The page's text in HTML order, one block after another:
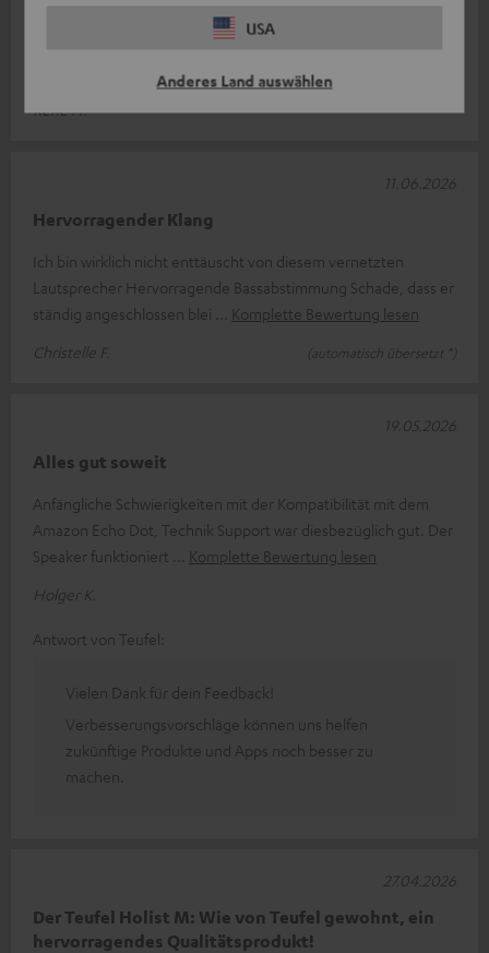
USA
Anderes Land auswählen
Einfach nur stark im Klang.Einmal Teufel immer Teufel.
René H.
Hervorragender Klang
Ich bin wirklich nicht enttäuscht von diesem vernetzten
Lautsprecher Hervorragende Bassabstimmung Schade, dass er
ständig angeschlossen blei
Komplette Bewertung lesen
Christelle F.
(automatisch übersetzt *)
11.06.2026
Alles gut soweit
Anfängliche Schwierigkeiten mit der Kompatibilität mit dem
Amazon Echo Dot, Technik Support war diesbezüglich gut. Der
Speaker funktioniert
Komplette Bewertung lesen
Holger K.
19.05.2026
Antwort von Teufel:
Vielen Dank für dein Feedback!
Verbesserungsvorschläge können uns helfen
zukünftige Produkte und Apps noch besser zu
machen.
Der Teufel Holist M: Wie von Teufel gewohnt, ein
hervorragendes Qualitätsprodukt!
27.04.2026